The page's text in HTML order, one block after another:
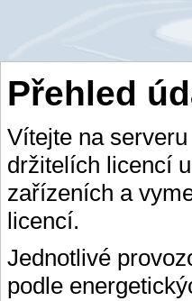
Přehled
Vítejte na
držitelích licencí
zařízeních a
licencí.
Jednotlivé
podle